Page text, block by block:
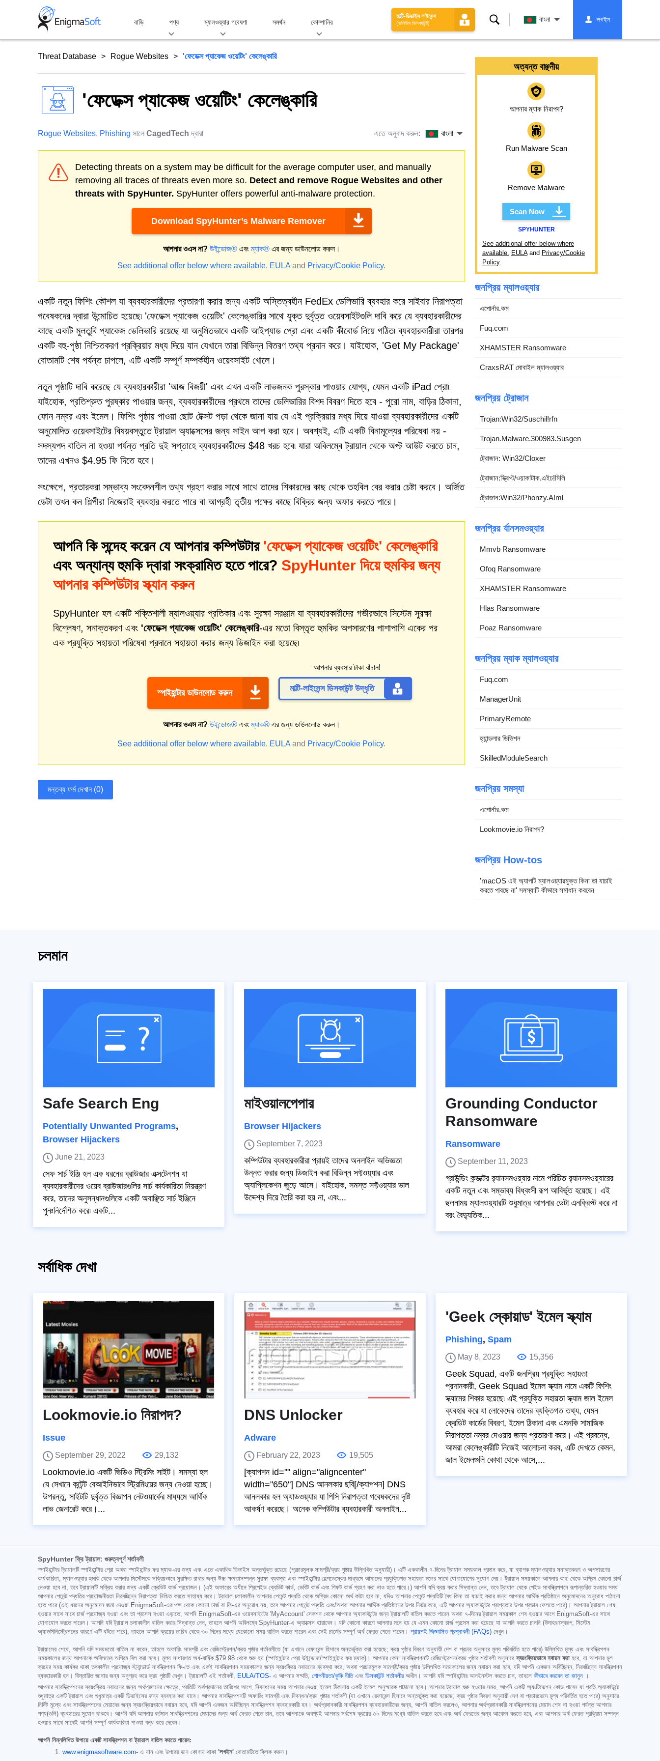
বাড়ি পণ্য ম্যালওয়্যার গবেষণা সমর্থন কোম্পানির
মাল্টি-ডিভাইস লাইসেন্স
(ভলিউম ডিসকাউন্ট)
অনুসন্ধান
করুন
বাংলা লগইন
Threat Database Rogue Websites 'ফেডেক্স প্যাকেজ ওয়েটিং' কেলেঙ্কারি
'ফেডেক্স প্যাকেজ ওয়েটিং' কেলেঙ্কারি
Rogue Websites, Phishing সালে CagedTech দ্বারা এতে অনুবাদ করুন: বাংলা
Detecting threats on a system may be difficult for the average computer user, and manually
removing all traces of threats even more so. Detect and remove Rogue Websites and other
threats with SpyHunter. SpyHunter offers powerful anti-malware protection.
Download SpyHunter’s Malware Remover
আপনার ওএস না? উইন্ডোজ®এবংম্যাক®এর জন্য ডাউনলোড করুন।
See additional offer below where available. EULA and Privacy/Cookie Policy.
একটি নতুন ফিশিং কৌশল যা ব্যবহারকারীদের প্রতারণা করার জন্য একটি অস্তিত্বহীন FedEx ডেলিভারি ব্যবহার করে সাইবার নিরাপত্তা
গবেষকদের দ্বারা উন্মোচিত হয়েছে৷ 'ফেডেক্স প্যাকেজ ওয়েটিং' কেলেঙ্কারির সাথে যুক্ত দুর্বৃত্ত ওয়েবসাইটগুলি দাবি করে যে ব্যবহারকারীদের
কাছে একটি মুলতুবি প্যাকেজ ডেলিভারি রয়েছে যা অনুমিতভাবে একটি আইপ্যাড প্রো এবং একটি কীবোর্ড নিয়ে গঠিত৷ ব্যবহারকারীরা তারপর
একটি বহু-পৃষ্ঠা নিশ্চিতকরণ প্রক্রিয়ার মধ্য দিয়ে যান যেখানে তারা বিভিন্ন বিতরণ তথ্য প্রদান করে। যাইহোক, 'Get My Package'
বোতামটি শেষ পর্যন্ত চাপলে, এটি একটি সম্পূর্ণ সম্পর্কহীন ওয়েবসাইট খোলে।
নতুন পৃষ্ঠাটি দাবি করেছে যে ব্যবহারকারীরা 'আজ বিজয়ী' এবং এখন একটি লাভজনক পুরস্কার পাওয়ার যোগ্য, যেমন একটি iPad প্রো৷
যাইহোক, প্রতিশ্রুত পুরষ্কার পাওয়ার জন্য, ব্যবহারকারীদের প্রথমে তাদের ডেলিভারির বিশদ বিবরণ দিতে হবে - পুরো নাম, বাড়ির ঠিকানা,
ফোন নম্বর এবং ইমেল। ফিশিং পৃষ্ঠায় পাওয়া ছোট টেক্সট পড়া থেকে জানা যায় যে এই প্রক্রিয়ার মধ্য দিয়ে যাওয়া ব্যবহারকারীদের একটি
অনুমোদিত ওয়েবসাইটের বিষয়বস্তুতে ট্রায়াল অ্যাক্সেসের জন্য সাইন আপ করা হবে। অবশ্যই, এটি একটি বিনামূল্যের পরিষেবা নয় -
সদস্যপদ বাতিল না হওয়া পর্যন্ত প্রতি দুই সপ্তাহে ব্যবহারকারীদের $48 খরচ হবে৷ যারা অবিলম্বে ট্রায়াল থেকে অপ্ট আউট করতে চান,
তাদের এখনও $4.95 ফি দিতে হবে।
সংক্ষেপে, প্রতারকরা সম্ভাব্য সংবেদনশীল তথ্য গ্রহণ করার সাথে সাথে তাদের শিকারদের কাছ থেকে তহবিল বের করার চেষ্টা করবে। অর্জিত
ডেটা তখন কন শিল্পীরা নিজেরাই ব্যবহার করতে পারে বা আগ্রহী তৃতীয় পক্ষের কাছে বিক্রির জন্য অফার করতে পারে।
আপনি কি সন্দেহ করেন যে আপনার কম্পিউটার 'ফেডেক্স প্যাকেজ ওয়েটিং' কেলেঙ্কারি
এবং অন্যান্য হুমকি দ্বারা সংক্রামিত হতে পারে? SpyHunter দিয়ে হুমকির জন্য
আপনার কম্পিউটার স্ক্যান করুন
SpyHunter হল একটি শক্তিশালী ম্যালওয়্যার প্রতিকার এবং সুরক্ষা সরঞ্জাম যা ব্যবহারকারীদের গভীরভাবে সিস্টেম সুরক্ষা
বিশ্লেষণ, সনাক্তকরণ এবং 'ফেডেক্স প্যাকেজ ওয়েটিং' কেলেঙ্কারি-এর মতো বিস্তৃত হুমকির অপসারণের পাশাপাশি একের পর
এক প্রযুক্তি সহায়তা পরিষেবা প্রদানে সহায়তা করার জন্য ডিজাইন করা হয়েছে৷
স্পাইহান্টার ডাউনলোড করুন
আপনার ব্যবসার টাকা বাঁচান!
মাল্টি-লাইসেন্স ডিসকাউন্ট উদ্ধৃতি
আপনার ওএস না? উইন্ডোজ®এবংম্যাক®এর জন্য ডাউনলোড করুন।
See additional offer below where available. EULA and Privacy/Cookie Policy.
মন্তব্য ফর্ম দেখান (0)
অত্যন্ত বাঞ্ছনীয়
আপনার ম্যাক নিরাপদ?
Run Malware Scan
Remove Malware
Scan Now
SPYHUNTER
See additional offer below where
available. EULAand Privacy/Cookie
Policy.
জনপ্রিয় ম্যালওয়্যার
এপোর্নার.কম
Fuq.com
XHAMSTER Ransomware
CraxsRAT মোবাইল ম্যালওয়্যার
জনপ্রিয় ট্রোজান
Trojan:Win32/Suschil!rfn
Trojan.Malware.300983.Susgen
ট্রোজান: Win32/Cloxer
ট্রোজান:স্ক্রিপ্ট/ওয়াকাটাক.এইচ!মিলি
ট্রোজান:Win32/Phonzy.A!ml
জনপ্রিয় র্যানসমওয়্যার
Mmvb Ransomware
Ofoq Ransomware
XHAMSTER Ransomware
Hlas Ransomware
Poaz Ransomware
জনপ্রিয় ম্যাক ম্যালওয়্যার
Fuq.com
ManagerUnit
PrimaryRemote
হ্যান্ডলার ডিভিশন
SkilledModuleSearch
জনপ্রিয় সমস্যা
এপোর্নার.কম
Lookmovie.io নিরাপদ?
জনপ্রিয় How-tos
'macOS এই অ্যাপটি ম্যালওয়্যারমুক্ত কিনা তা যাচাই
করতে পারছে না' সমস্যাটি কীভাবে সমাধান করবেন
চলমান
Safe Search Eng
Potentially Unwanted Programs,
Browser Hijackers
June 21, 2023
সেফ সার্চ ইঞ্জি হল এক ধরনের ব্রাউজার এক্সটেনশন যা
ব্যবহারকারীদের ওয়েব ব্রাউজারগুলির সার্চ কার্যকারিতা নিয়ন্ত্রণ
করে, তাদের অনুসন্ধানগুলিকে একটি অবাঞ্ছিত সার্চ ইঞ্জিনে
পুনঃনির্দেশিত করে৷ একটি...
মাইওয়ালপেপার
Browser Hijackers
September 7, 2023
কম্পিউটার ব্যবহারকারীরা প্রায়ই তাদের অনলাইন অভিজ্ঞতা
উন্নত করার জন্য ডিজাইন করা বিভিন্ন সফ্টওয়্যার এবং
অ্যাপ্লিকেশন জুড়ে আসে। যাইহোক, সমস্ত সফ্টওয়্যার ভাল
উদ্দেশ্য দিয়ে তৈরি করা হয় না, এবং...
Grounding Conductor
Ransomware
Ransomware
September 11, 2023
গ্রাউন্ডিং কন্ডাক্টর র‍্যানসমওয়্যার নামে পরিচিত র‍্যানসমওয়্যারের
একটি নতুন এবং সম্ভাব্য বিধ্বংসী রূপ আবির্ভূত হয়েছে। এই
ছলনাময় ম্যালওয়্যারটি শুধুমাত্র আপনার ডেটা এনক্রিপ্ট করে না
বরং বৈদ্যুতিক...
সর্বাধিক দেখা
Lookmovie.io নিরাপদ?
Issue
September 29, 2022 29,132
Lookmovie.io একটি ভিডিও স্ট্রিমিং সাইট। সমস্যা হল
যে সেখানে কন্টেন্ট বেআইনিভাবে স্ট্রিমিংয়ের জন্য দেওয়া হচ্ছে।
উপরন্তু, সাইটটি দুর্বৃত্ত বিজ্ঞাপন নেটওয়ার্কের মাধ্যমে আর্থিক
লাভ জেনারেট করে।...
DNS Unlocker
Adware
February 22, 2023 19,505
[ক্যাপশন id="" align="aligncenter"
width="650"] DNS আনলকার ছবি[/ক্যাপশন] DNS
আনলকার হল অ্যাডওয়্যার যা পিসি নিরাপত্তা গবেষকদের দৃষ্টি
আকর্ষণ করেছে। অনেক কম্পিউটার ব্যবহারকারী অনলাইন...
'Geek স্কোয়াড' ইমেল স্ক্যাম
Phishing, Spam
May 8, 2023 15,356
Geek Squad, একটি জনপ্রিয় প্রযুক্তি সহায়তা
প্রদানকারী, Geek Squad ইমেল স্ক্যাম নামে একটি ফিশিং
স্ক্যামের শিকার হয়েছে৷ এই প্রযুক্তি সহায়তা স্ক্যাম জাল ইমেল
ব্যবহার করে যা লোকেদের তাদের ব্যক্তিগত তথ্য, যেমন
ক্রেডিট কার্ডের বিবরণ, ইমেল ঠিকানা এবং এমনকি সামাজিক
নিরাপত্তা নম্বর দেওয়ার জন্য প্রতারণা করে। এই প্রবন্ধে,
আমরা কেলেঙ্কারীটি নিজেই আলোচনা করব, এটি দেখতে কেমন,
জাল ইমেলগুলি কোথা থেকে আসে,...
SpyHunter ফ্রি ট্রায়াল: গুরুত্বপূর্ণ শর্তাবলী
স্পাইহান্টার ট্রায়ালটি স্পাইহান্টার প্রো অথবা স্পাইহান্টার ফর ম্যাক-এর জন্য এবং এতে একাধিক ডিভাইস অন্তর্ভুক্ত রয়েছে (প্রচারমূলক সামগ্রী/ক্রয় পৃষ্ঠায় উল্লিখিত অনুযায়ী)। এটি এককালীন ৭-দিনের ট্রায়াল সময়কাল প্রদান করে, যা ব্যাপক ম্যালওয়্যার সনাক্তকরণ ও অপসারণের
কার্যকারিতা, ম্যালওয়্যার হুমকি থেকে আপনার সিস্টেমকে সক্রিয়ভাবে সুরক্ষিত রাখার জন্য উচ্চ-ক্ষমতাসম্পন্ন সুরক্ষা ব্যবস্থা এবং স্পাইহান্টার হেল্পডেস্কের মাধ্যমে আমাদের প্রযুক্তিগত সহায়তা দলের সাথে যোগাযোগের সুযোগ দেয়। ট্রায়াল সময়কালে আপনার কাছ থেকে অগ্রিম কোনো চার্জ
নেওয়া হবে না, তবে ট্রায়ালটি সক্রিয় করার জন্য একটি ক্রেডিট কার্ড প্রয়োজন। (এই অফারের অধীনে প্রিপেইড ক্রেডিট কার্ড, ডেবিট কার্ড এবং গিফট কার্ড গ্রহণ করা নাও হতে পারে।) আপনি যদি ক্রয় করার সিদ্ধান্ত নেন, তবে ট্রায়াল থেকে পেইড সাবস্ক্রিপশনে রূপান্তরিত হওয়ার সময়
আপনার পেমেন্ট পদ্ধতির প্রয়োজনীয়তা নিরবচ্ছিন্ন নিরাপত্তা নিশ্চিত করতে সাহায্য করে। ট্রায়াল চলাকালীন আপনার পেমেন্ট পদ্ধতি থেকে অগ্রিম কোনো অর্থ কাটা হবে না, যদিও আপনার পেমেন্ট পদ্ধতিটি বৈধ কিনা তা যাচাই করার জন্য আপনার আর্থিক প্রতিষ্ঠানে অনুমোদনের অনুরোধ পাঠানো
হতে পারে (এই ধরনের অনুমোদন জমা দেওয়া EnigmaSoft-এর পক্ষ থেকে কোনো চার্জ বা ফি-এর অনুরোধ নয়, তবে আপনার পেমেন্ট পদ্ধতি এবং/অথবা আপনার আর্থিক প্রতিষ্ঠানের উপর নির্ভর করে, এটি আপনার অ্যাকাউন্টের প্রাপ্যতার উপর প্রভাব ফেলতে পারে)। আপনার ট্রায়াল শেষ
হওয়ার সাথে সাথে চার্জ প্রযোজ্য হওয়া এবং তা প্রসেস হওয়া এড়াতে, আপনি EnigmaSoft-এর ওয়েবসাইটের 'MyAccount' সেকশন থেকে আপনার অ্যাকাউন্টের জন্য ট্রায়ালটি বাতিল করতে পারেন অথবা ৭-দিনের ট্রায়াল সময়কাল শেষ হওয়ার আগে EnigmaSoft-এর সাথে
যোগাযোগ করতে পারেন। আপনি যদি ট্রায়াল চলাকালীন বাতিল করার সিদ্ধান্ত নেন, তাহলে আপনি অবিলম্বে SpyHunter-এ অ্যাক্সেস হারাবেন। যদি কোনো কারণে আপনার মনে হয় যে এমন কোনো চার্জ প্রসেস করা হয়েছে যা আপনি করতে চাননি (উদাহরণস্বরূপ, সিস্টেম
অ্যাডমিনিস্ট্রেশনের কারণে এটি ঘটতে পারে), তাহলে আপনি ক্রয়ের তারিখ থেকে ৩০ দিনের মধ্যে যেকোনো সময় বাতিল করতে পারেন এবং সেই চার্জের সম্পূর্ণ অর্থ ফেরত পেতে পারেন। প্রায়শই জিজ্ঞাসিত প্রশ্নাবলী (FAQs) দেখুন।
ট্রায়ালের শেষে, আপনি যদি সময়মতো বাতিল না করেন, তাহলে অফারিং সামগ্রী এবং রেজিস্ট্রেশন/ক্রয় পৃষ্ঠার শর্তাবলীতে (যা এখানে রেফারেন্স হিসাবে অন্তর্ভুক্ত করা হয়েছে; ক্রয় পৃষ্ঠার বিবরণ অনুযায়ী দেশ বা প্রচার অনুসারে মূল্য পরিবর্তিত হতে পারে) উল্লিখিত মূল্য এবং সাবস্ক্রিপশন
সময়কালের জন্য আপনাকে অবিলম্বে অগ্রিম বিল করা হবে। মূল্য সাধারণত অর্ধ-বার্ষিক $79.98 থেকে শুরু হয় (স্পাইহান্টার প্রো উইন্ডোজ/স্পাইহান্টার ফর ম্যাক)। আপনার কেনা সাবস্ক্রিপশনটি রেজিস্ট্রেশন/ক্রয় পৃষ্ঠার শর্তাবলী অনুসারেস্বয়ংক্রিয়ভাবে নবায়ন করা হবে, যা আপনার মূল
ক্রয়ের সময় কার্যকর থাকা তৎকালীন প্রযোজ্য স্ট্যান্ডার্ড সাবস্ক্রিপশন ফি-তে এবং একই সাবস্ক্রিপশন সময়কালের জন্য স্বয়ংক্রিয় নবায়নের ব্যবস্থা করে, অথবা প্রচারমূলক সামগ্রী/ক্রয় পৃষ্ঠায় উল্লিখিত সময়কালের জন্য নবায়ন করা হবে, যদি আপনি একজন অবিচ্ছিন্ন, নিরবচ্ছিন্ন সাবস্ক্রিপশন
ব্যবহারকারী হন। বিস্তারিত জানার জন্য অনুগ্রহ করে ক্রয় পৃষ্ঠাটি দেখুন। ট্রায়ালটি এই শর্তাবলী, EULA/TOS- এ আপনার সম্মতি, গোপনীয়তা/কুকি নীতিএবং ডিসকাউন্ট শর্তাবলীর অধীন। আপনি যদি স্পাইহান্টার আনইনস্টল করতে চান, তাহলে কীভাবে করবেন তা জানুন ।
আপনার সাবস্ক্রিপশনের স্বয়ংক্রিয় নবায়নের জন্য অর্থপ্রদানের ক্ষেত্রে, প্রতিটি অর্থপ্রদানের তারিখের আগে, নিবন্ধনের সময় আপনার দেওয়া ইমেল ঠিকানায় একটি ইমেল অনুস্মারক পাঠানো হবে। আপনার ট্রায়াল শুরু হওয়ার সময়, আপনি একটি অ্যাক্টিভেশন কোড পাবেন যা প্রতি অ্যাকাউন্টে
শুধুমাত্র একটি ট্রায়াল এবং শুধুমাত্র একটি ডিভাইসের জন্য ব্যবহার করা যাবে। আপনার সাবস্ক্রিপশনটি অফারিং সামগ্রী এবং নিবন্ধন/ক্রয় পৃষ্ঠার শর্তাবলী (যা এখানে রেফারেন্স হিসাবে অন্তর্ভুক্ত করা হয়েছে; ক্রয় পৃষ্ঠার বিবরণ অনুযায়ী দেশ বা প্রচারভেদে মূল্য পরিবর্তিত হতে পারে) অনুসারে
নির্দিষ্ট মূল্যে এবং সাবস্ক্রিপশনের মেয়াদের জন্য স্বয়ংক্রিয়ভাবে নবায়ন হবে, যদি আপনি একজন অবিচ্ছিন্ন সাবস্ক্রিপশন ব্যবহারকারী হন। অর্থপ্রদানকারী সাবস্ক্রিপশন ব্যবহারকারীদের জন্য, আপনি বাতিল করলেও, আপনার অর্থপ্রদানকারী সাবস্ক্রিপশনের মেয়াদ শেষ না হওয়া পর্যন্ত আপনার
পণ্য(গুলি) ব্যবহারের সুযোগ থাকবে। আপনি যদি আপনার বর্তমান সাবস্ক্রিপশনের মেয়াদের জন্য অর্থ ফেরত পেতে চান, তবে আপনাকে অবশ্যই আপনার সর্বশেষ ক্রয়ের ৩০ দিনের মধ্যে বাতিল করতে হবে এবং অর্থ ফেরতের জন্য আবেদন করতে হবে, এবং আপনার অর্থ ফেরত প্রক্রিয়া সম্পন্ন
হওয়ার সাথে সাথেই আপনি সম্পূর্ণ কার্যকারিতা পাওয়া বন্ধ করে দেবেন।
আপনি নিম্নলিখিত উপায়ে একটি সাবস্ক্রিপশন বা ট্রায়াল বাতিল করতে পারেন:
www.enigmasoftware.com- এ যান এবং উপরের ডান কোণায় থাকা 'লগইন' বোতামটিতে ক্লিক করুন।